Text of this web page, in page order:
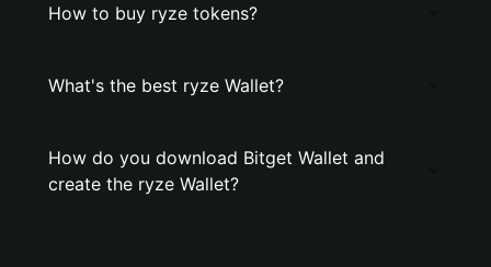
How to buy ryze tokens?
What's the best ryze Wallet?
How do you download Bitget Wallet and
create the ryze Wallet?